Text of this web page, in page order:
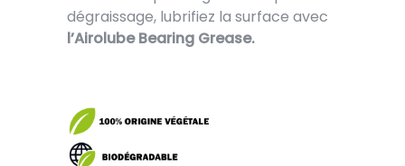
dégraissage, lubrifiez la surface avec
l’Airolube Bearing Grease.